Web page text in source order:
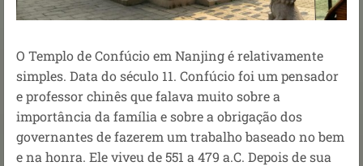
O Templo de Confúcio em Nanjing é relativamente
simples. Data do século 11. Confúcio foi um pensador
e professor chinês que falava muito sobre a
importância da família e sobre a obrigação dos
governantes de fazerem um trabalho baseado no bem
e na honra. Ele viveu de 551 a 479 a.C. Depois de sua